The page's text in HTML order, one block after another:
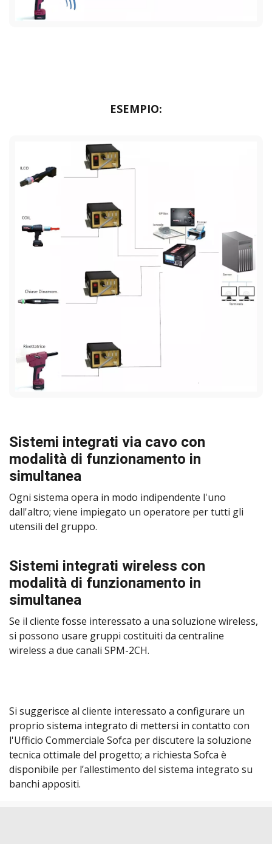
ESEMPIO:
Sistemi integrati via cavo con
modalità di funzionamento in
simultanea
Ogni sistema opera in modo indipendente l'uno
dall'altro; viene impiegato un operatore per tutti gli
utensili del gruppo.
Sistemi integrati wireless con
modalità di funzionamento in
simultanea
Se il cliente fosse interessato a una soluzione wireless,
si possono usare gruppi costituiti da centraline
wireless a due canali SPM-2CH.
Si suggerisce al cliente interessato a configurare un
proprio sistema integrato di mettersi in contatto con
l'Ufficio Commerciale Sofca per discutere la soluzione
tecnica ottimale del progetto; a richiesta Sofca è
disponibile per l’allestimento del sistema integrato su
banchi appositi.